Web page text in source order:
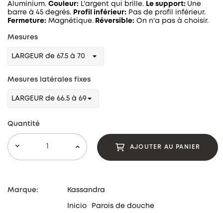
Aluminium. Couleur: L'argent qui brille. Le support: Une
barre à 45 degrés. Profil inférieur: Pas de profil inférieur.
Fermeture: Magnétique. Réversible: On n'a pas à choisir.
Mesures
Mesures latérales fixes
Quantité
AJOUTER AU PANIER
Marque: Kassandra
Inicio
Parois de douche